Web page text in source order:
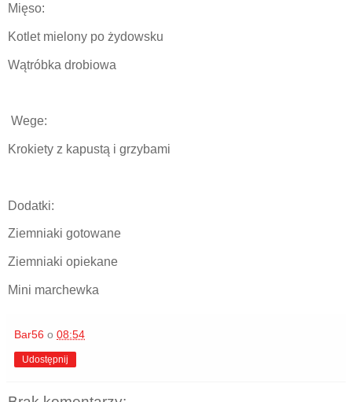
Mięso:
Kotlet mielony po żydowsku
Wątróbka drobiowa
Wege:
Krokiety z kapustą i grzybami
Dodatki:
Ziemniaki gotowane
Ziemniaki opiekane
Mini marchewka
Bar56 o 08:54
Udostępnij